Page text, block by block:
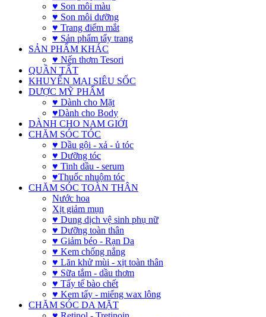
♥ Son môi màu
♥ Son môi dưỡng
♥ Trang điểm mắt
♥ Sản phẩm tẩy trang
SẢN PHẨM KHÁC
♥ Nến thơm Tesori
QUẦN TẤT
KHUYẾN MẠI SIÊU SỐC
DƯỢC MỸ PHẨM
♥ Dành cho Mặt
♥Dành cho Body
DÀNH CHO NAM GIỚI
CHĂM SÓC TÓC
♥ Dầu gội - xả - ủ tóc
♥ Dưỡng tóc
♥ Tinh dầu - serum
♥Thuốc nhuộm tóc
CHĂM SÓC TOÀN THÂN
Nước hoa
Xịt giảm mụn
♥ Dung dịch vệ sinh phụ nữ
♥ Dưỡng toàn thân
♥ Giảm béo - Rạn Da
♥ Kem chống nắng
♥ Lăn khử mùi - xịt toàn thân
♥ Sữa tắm - dầu thơm
♥ Tẩy tế bào chết
♥ Kem tẩy - miếng wax lông
CHĂM SÓC DA MẶT